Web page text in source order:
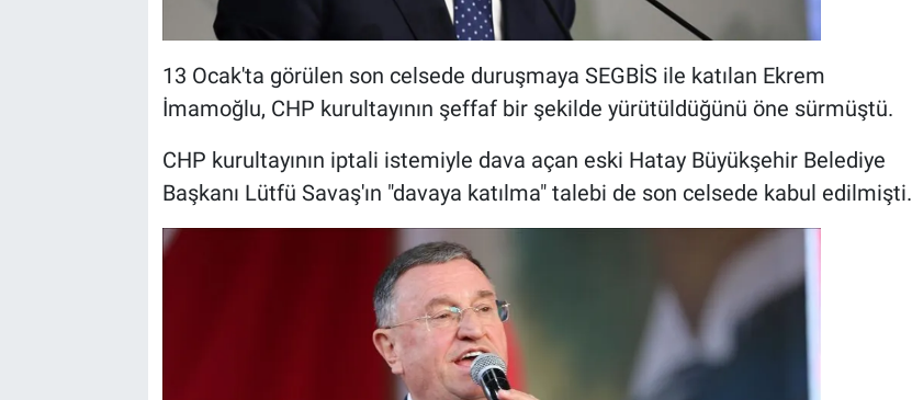
13 Ocak'ta görülen son celsede duruşmaya SEGBİS ile katılan Ekrem
İmamoğlu, CHP kurultayının şeffaf bir şekilde yürütüldüğünü öne sürmüştü.
CHP kurultayının iptali istemiyle dava açan eski Hatay Büyükşehir Belediye
Başkanı Lütfü Savaş'ın "davaya katılma" talebi de son celsede kabul edilmişti.